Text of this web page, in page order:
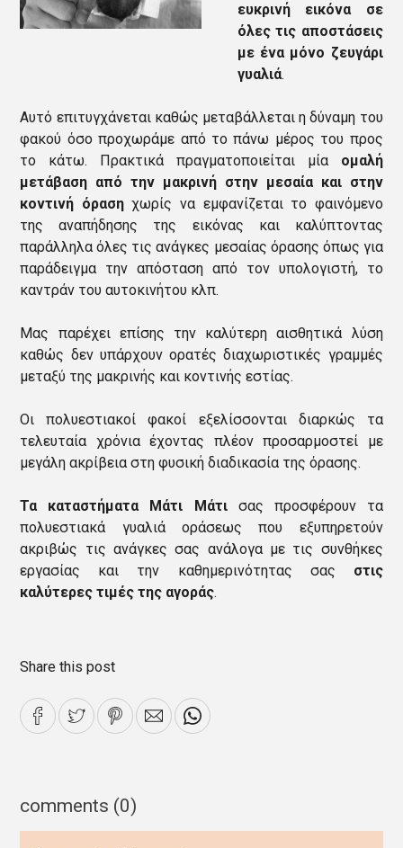
ευκρινή εικόνα σε
όλες τις αποστάσεις
με ένα μόνο ζευγάρι
γυαλιά.
Αυτό επιτυγχάνεται καθώς μεταβάλλεται η δύναμη του
φακού όσο προχωράμε από το πάνω μέρος του προς
το κάτω. Πρακτικά πραγματοποιείται μία ομαλή
μετάβαση από την μακρινή στην μεσαία και στην
κοντινή όρασηχωρίς να εμφανίζεται το φαινόμενο
της αναπήδησης της εικόνας και καλύπτοντας
παράλληλα όλες τις ανάγκες μεσαίας όρασης όπως για
παράδειγμα την απόσταση από τον υπολογιστή, το
καντράν του αυτοκινήτου κλπ.
Μας παρέχει επίσης την καλύτερη αισθητικά λύση
καθώς δεν υπάρχουν ορατές διαχωριστικές γραμμές
μεταξύ της μακρινής και κοντινής εστίας.
Οι πολυεστιακοί φακοί εξελίσσονται διαρκώς τα
τελευταία χρόνια έχοντας πλέον προσαρμοστεί με
μεγάλη ακρίβεια στη φυσική διαδικασία της όρασης.
Τα καταστήματα Μάτι Μάτισας προσφέρουν τα
πολυεστιακά γυαλιά οράσεως που εξυπηρετούν
ακριβώς τις ανάγκες σας ανάλογα με τις συνθήκες
εργασίας και την καθημερινότητας σας στις
καλύτερες τιμές της αγοράς.
Share this post
comments (0)